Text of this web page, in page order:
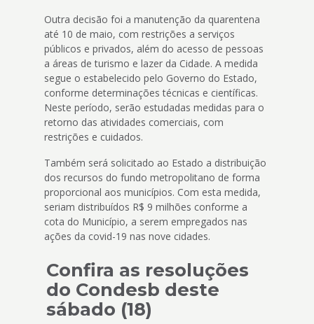
Outra decisão foi a manutenção da quarentena
até 10 de maio, com restrições a serviços
públicos e privados, além do acesso de pessoas
a áreas de turismo e lazer da Cidade. A medida
segue o estabelecido pelo Governo do Estado,
conforme determinações técnicas e científicas.
Neste período, serão estudadas medidas para o
retorno das atividades comerciais, com
restrições e cuidados.
Também será solicitado ao Estado a distribuição
dos recursos do fundo metropolitano de forma
proporcional aos municípios. Com esta medida,
seriam distribuídos R$ 9 milhões conforme a
cota do Município, a serem empregados nas
ações da covid-19 nas nove cidades.
Confira as resoluções
do Condesb deste
sábado (18)